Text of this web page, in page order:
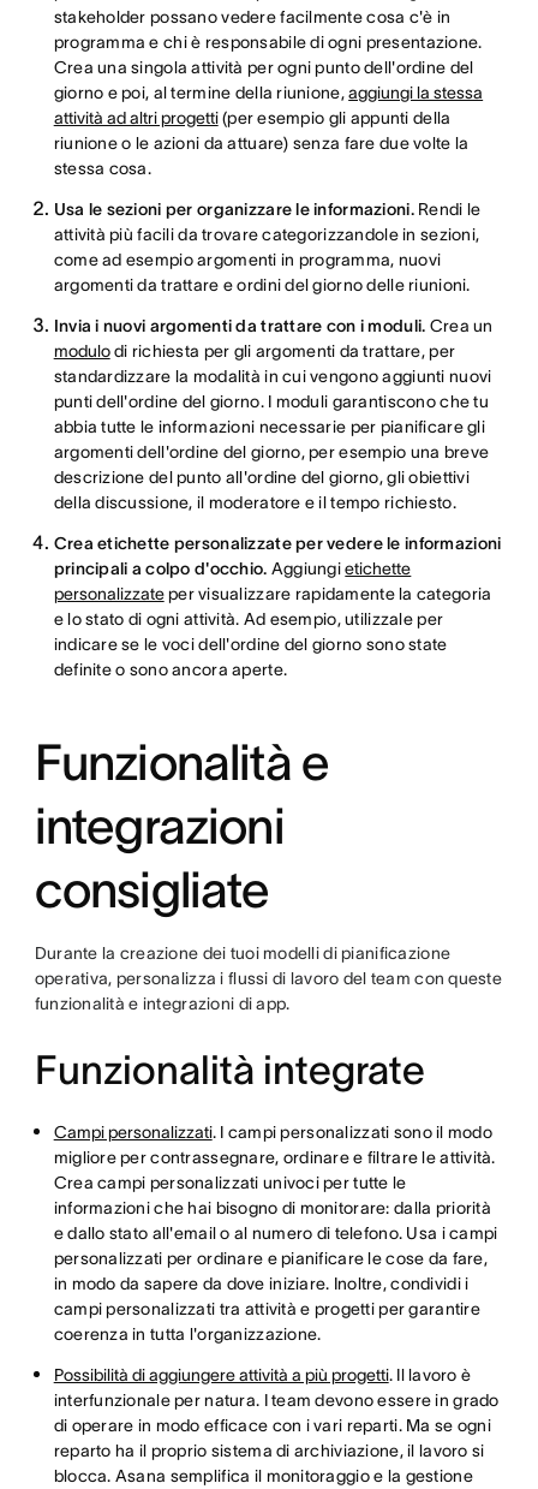
stakeholder possano vedere facilmente cosa c'è in
programma e chi è responsabile di ogni presentazione.
Crea una singola attività per ogni punto dell'ordine del
giorno e poi, al termine della riunione,aggiungi la stessa
attività ad altri progetti(per esempio gli appunti della
riunione o le azioni da attuare) senza fare due volte la
stessa cosa.
Usa le sezioni per organizzare le informazioni.Rendi le
attività più facili da trovare categorizzandole in sezioni,
come ad esempio argomenti in programma, nuovi
argomenti da trattare e ordini del giorno delle riunioni.
Invia i nuovi argomenti da trattare con i moduli. Crea un
modulodi richiesta per gli argomenti da trattare, per
standardizzare la modalità in cui vengono aggiunti nuovi
punti dell'ordine del giorno. I moduli garantiscono che tu
abbia tutte le informazioni necessarie per pianificare gli
argomenti dell'ordine del giorno, per esempio una breve
descrizione del punto all'ordine del giorno, gli obiettivi
della discussione, il moderatore e il tempo richiesto.
Crea etichette personalizzate per vedere le informazioni
principali a colpo d'occhio. Aggiungietichette
personalizzateper visualizzare rapidamente la categoria
e lo stato di ogni attività. Ad esempio, utilizzale per
indicare se le voci dell'ordine del giorno sono state
definite o sono ancora aperte.
Funzionalità e
integrazioni
consigliate
Durante la creazione dei tuoi modelli di pianificazione
operativa, personalizza i flussi di lavoro del team con queste
funzionalità e integrazioni di app.
Funzionalità integrate
Campi personalizzati. I campi personalizzati sono il modo
migliore per contrassegnare, ordinare e filtrare le attività.
Crea campi personalizzati univoci per tutte le
informazioni che hai bisogno di monitorare: dalla priorità
e dallo stato all'email o al numero di telefono. Usa i campi
personalizzati per ordinare e pianificare le cose da fare,
in modo da sapere da dove iniziare. Inoltre, condividi i
campi personalizzati tra attività e progetti per garantire
coerenza in tutta l'organizzazione.
Possibilità di aggiungere attività a più progetti. Il lavoro è
interfunzionale per natura. I team devono essere in grado
di operare in modo efficace con i vari reparti. Ma se ogni
reparto ha il proprio sistema di archiviazione, il lavoro si
blocca. Asana semplifica il monitoraggio e la gestione